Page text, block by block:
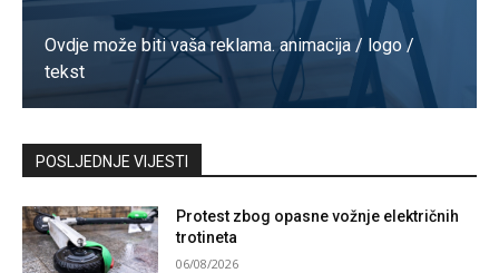
Ovdje može biti vaša reklama. animacija / logo /
tekst
Kontaktirajte nas
POSLJEDNJE VIJESTI
Protest zbog opasne vožnje električnih
trotineta
06/08/2026